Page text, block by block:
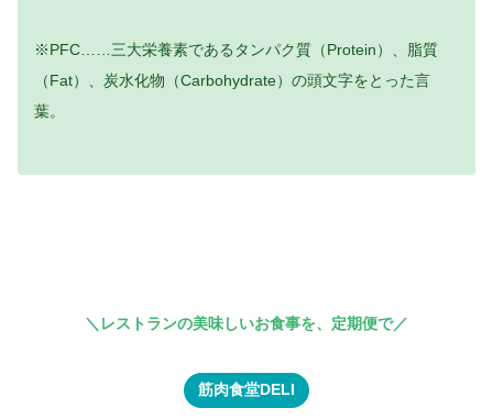
※PFC……三大栄養素であるタンパク質（Protein）、脂質
（Fat）、炭水化物（Carbohydrate）の頭文字をとった言
葉。
＼ レストランの美味しいお食事を、 定期便で／
筋肉食堂DELI